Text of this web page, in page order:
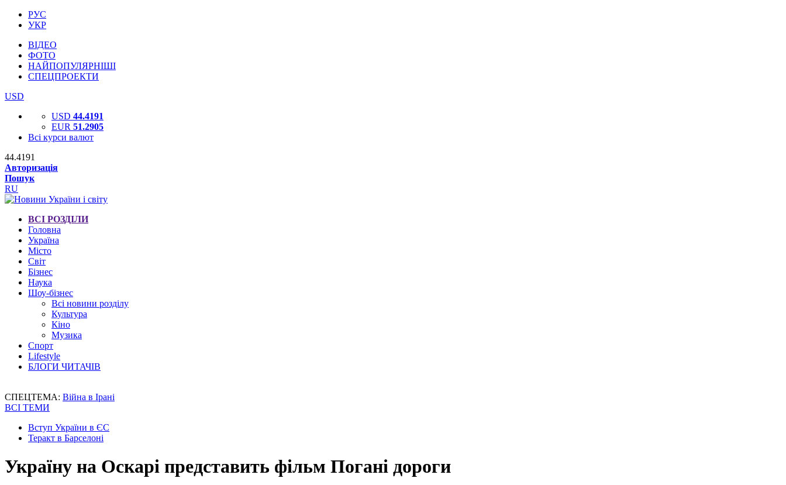
РУС
УКР
ВІДЕО
ФОТО
НАЙПОПУЛЯРНІШІ
СПЕЦПРОЕКТИ
USD
USD 44.4191
EUR 51.2905
Всі курси валют
44.4191
Авторизація
Пошук
RU
ВСІ РОЗДІЛИ
Головна
Україна
Місто
Світ
Бізнес
Наука
Шоу-бізнес
Всі новини розділу
Культура
Кіно
Музика
Спорт
Lifestyle
БЛОГИ ЧИТАЧІВ
СПЕЦТЕМА: Війна в Ірані
ВСІ ТЕМИ
Вступ України в ЄС
Теракт в Барселоні
Україну на Оскарі представить фільм Погані дороги